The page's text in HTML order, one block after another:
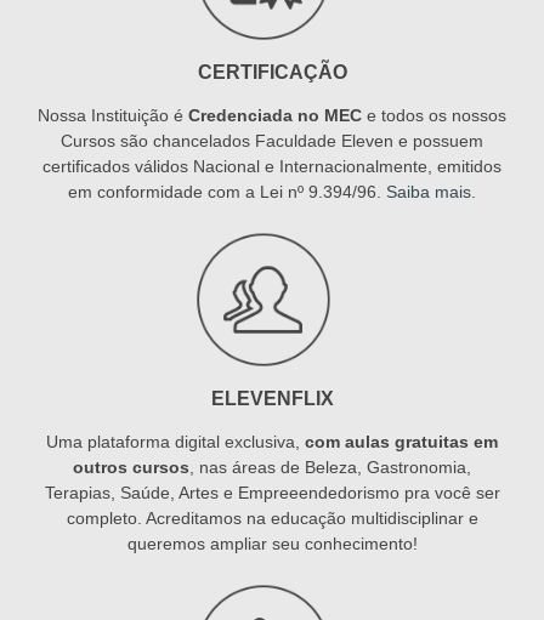
CERTIFICAÇÃO
Nossa Instituição é Credenciada no MEC e todos os nossos
Cursos são chancelados Faculdade Eleven e possuem
certificados válidos Nacional e Internacionalmente, emitidos
em conformidade com a Lei nº 9.394/96. Saiba mais
ELEVENFLIX
Uma plataforma digital exclusiva, com aulas gratuitas em
outros cursos , nas áreas de Beleza, Gastronomia,
Terapias, Saúde, Artes e Empreeendedorismo pra você ser
completo. Acreditamos na educação multidisciplinar e
queremos ampliar seu conhecimento!